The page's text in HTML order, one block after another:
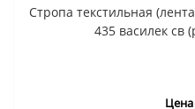
Стропа текстильная
435 василек св